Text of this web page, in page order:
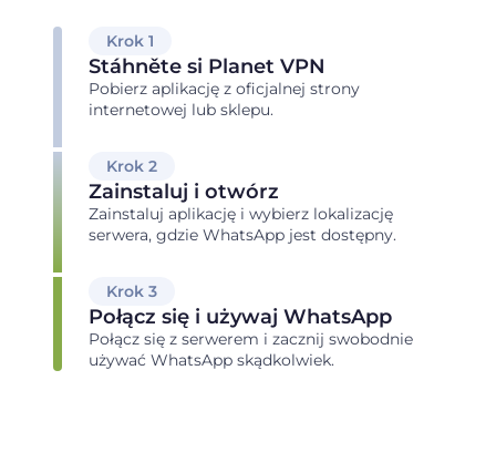
Krok 1
Stáhněte si Planet VPN
Pobierz aplikację z oficjalnej strony
internetowej lub sklepu.
Krok 2
Zainstaluj i otwórz
Zainstaluj aplikację i wybierz lokalizację
serwera, gdzie WhatsApp jest dostępny.
Krok 3
Połącz się i używaj WhatsApp
Połącz się z serwerem i zacznij swobodnie
używać WhatsApp skądkolwiek.